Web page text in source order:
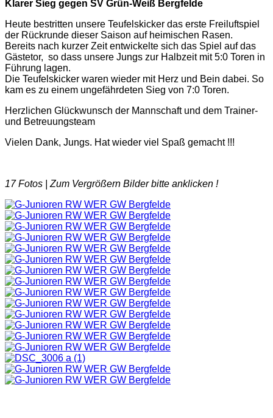
Klarer Sieg gegen SV Grün-Weiß Bergfelde
Heute bestritten unsere Teufelskicker das erste Freiluftspiel
der Rückrunde dieser Saison auf heimischen Rasen.
Bereits nach kurzer Zeit entwickelte sich das Spiel auf das
Gästetor, so dass unsere Jungs zur Halbzeit mit 5:0 Toren in
Führung lagen.
Die Teufelskicker waren wieder mit Herz und Bein dabei. So
kam es zu einem ungefährdeten Sieg von 7:0 Toren.
Herzlichen Glückwunsch der Mannschaft und dem Trainer-
und Betreuungsteam
Vielen Dank, Jungs. Hat wieder viel Spaß gemacht !!!
17 Fotos | Zum Vergrößern Bilder bitte anklicken !